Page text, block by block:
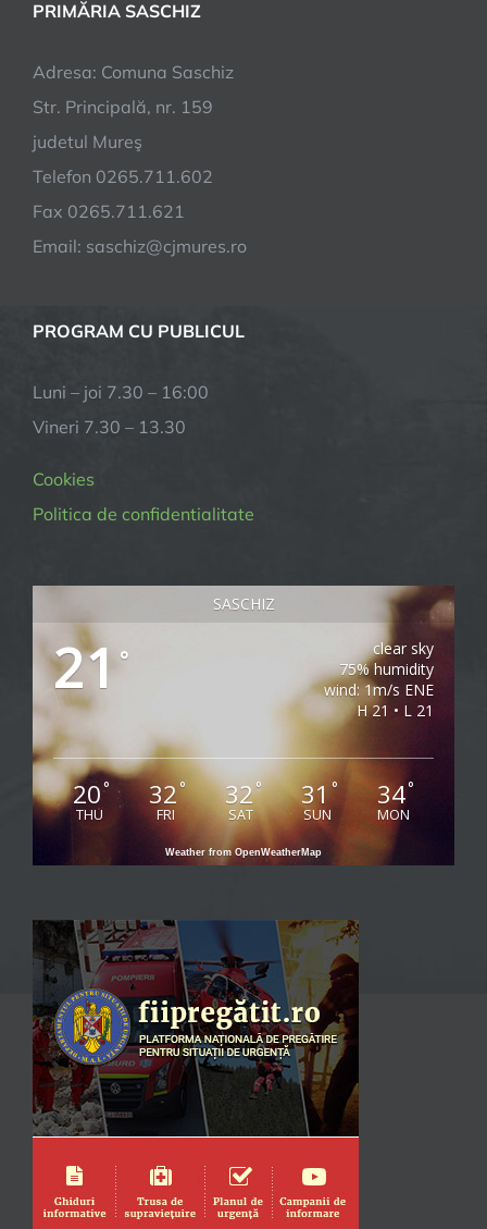
PRIMĂRIA SASCHIZ
Adresa: Comuna Saschiz
Str. Principală, nr. 159
judetul Mureş
Telefon 0265.711.602
Fax 0265.711.621
Email: saschiz@cjmures.ro
PROGRAM CU PUBLICUL
Luni – joi 7.30 – 16:00
Vineri 7.30 – 13.30
Cookies
Politica de confidentialitate
SASCHIZ
21°
clear sky
75% humidity
wind: 1m/s ENE
H 21 • L 21
20°
THU
32°
FRI
32°
SAT
31°
SUN
34°
MON
Weather from OpenWeatherMap